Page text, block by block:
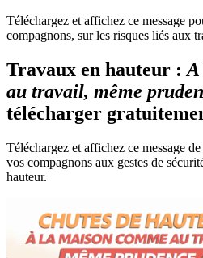
Téléchargez et affichez ce message
compagnons, sur les risques liés aux
Travaux en hauteur :A
au travail, même
télécharger
Téléchargez et affichez ce message
vos compagnons aux gestes de
hauteur.